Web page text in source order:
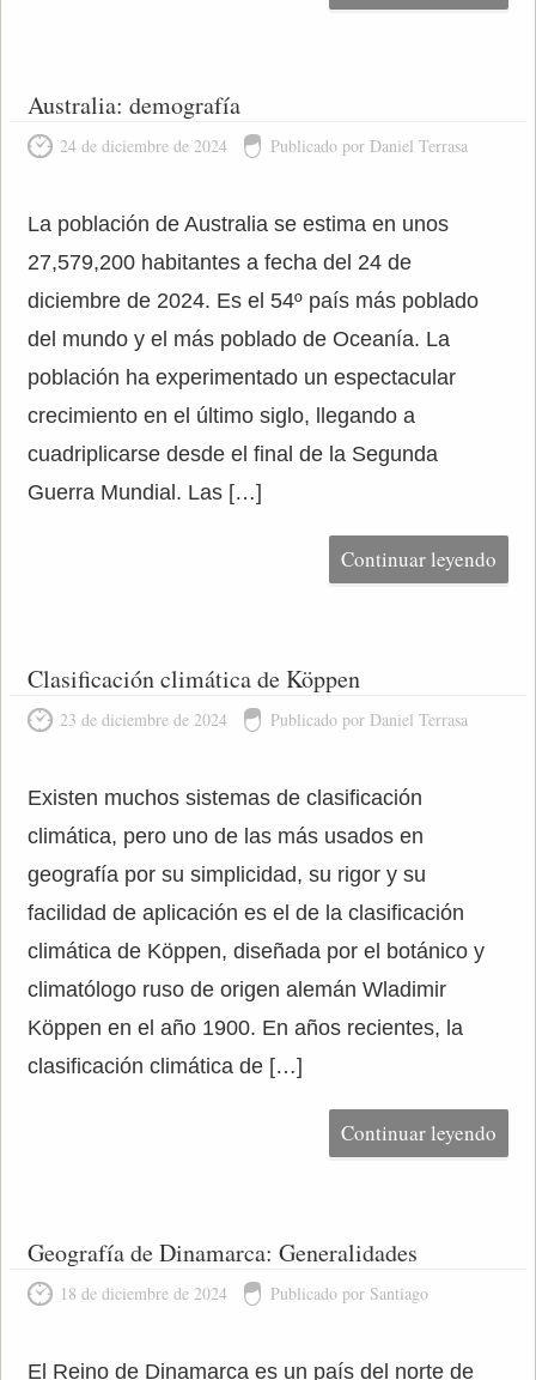
Australia: demografía
24 de diciembre de 2024 Publicado por Daniel Terrasa
La población de Australia se estima en unos
27,579,200 habitantes a fecha del 24 de
diciembre de 2024. Es el 54º país más poblado
del mundo y el más poblado de Oceanía. La
población ha experimentado un espectacular
crecimiento en el último siglo, llegando a
cuadriplicarse desde el final de la Segunda
Guerra Mundial. Las […]
Continuar leyendo
Clasificación climática de Köppen
23 de diciembre de 2024 Publicado por Daniel Terrasa
Existen muchos sistemas de clasificación
climática, pero uno de las más usados en
geografía por su simplicidad, su rigor y su
facilidad de aplicación es el de la clasificación
climática de Köppen, diseñada por el botánico y
climatólogo ruso de origen alemán Wladimir
Köppen en el año 1900. En años recientes, la
clasificación climática de […]
Continuar leyendo
Geografía de Dinamarca: Generalidades
18 de diciembre de 2024 Publicado por Santiago
El Reino de Dinamarca es un país del norte de